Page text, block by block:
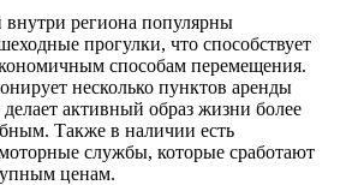
внутри региона популярны
прогулки, что способствует
способам перемещения.
несколько пунктов аренды
активный образ жизни более
Также в наличии есть
службы, которые сработают
ценам.